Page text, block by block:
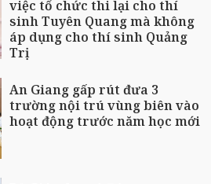
việc tổ chức thi lại cho thí
sinh Tuyên Quang mà không
áp dụng cho thí sinh Quảng
Trị
An Giang gấp rút đưa 3
trường nội trú vùng biên vào
hoạt động trước năm học mới